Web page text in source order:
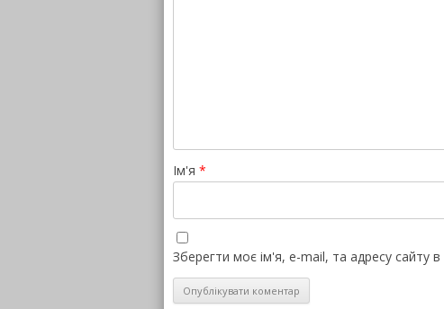
Ім'я *
Зберегти моє ім'я, e-mail, та адресу сайту